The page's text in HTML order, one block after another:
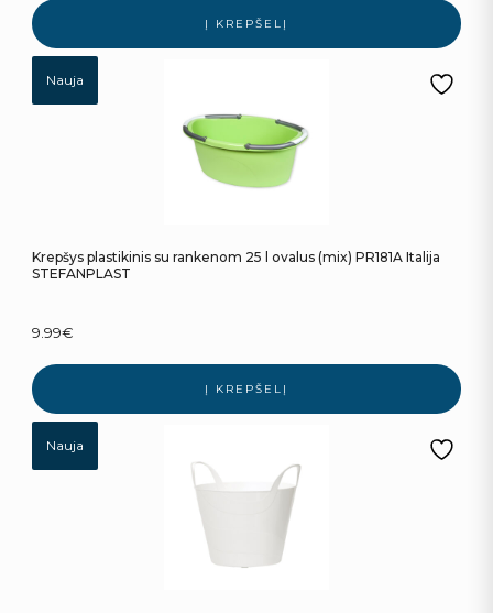
Į KREPŠELĮ
Nauja
Krepšys plastikinis su rankenom 25 l ovalus (mix) PR181A Italija
STEFANPLAST
9.99€
Į KREPŠELĮ
Nauja